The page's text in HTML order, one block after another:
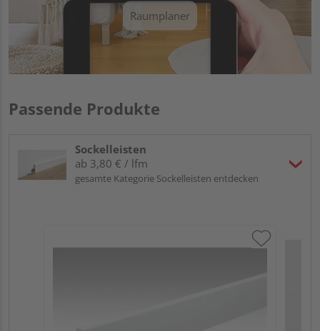
Raumplaner
Passende Produkte
Sockelleisten
ab 3,80 € / lfm
gesamte Kategorie Sockelleisten entdecken